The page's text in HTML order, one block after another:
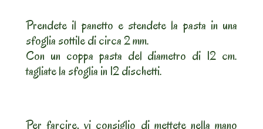
Prendete il panetto e stendete la pasta in una
sfoglia sottile di circa 2 mm.
Con un coppa pasta del diametro di 12 cm.
tagliate la sfoglia in 12 dischetti.
Per farcire, vi consiglio di mettete nella mano